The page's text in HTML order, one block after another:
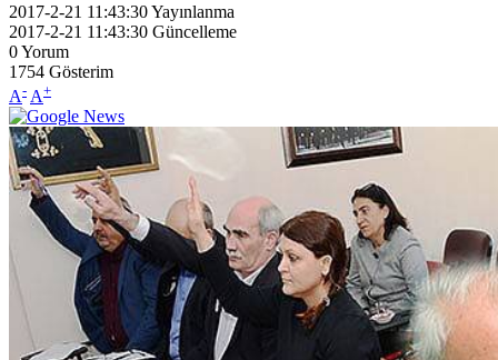
2017-2-21 11:43:30Yayınlanma
2017-2-21 11:43:30 Güncelleme
0Yorum
1754 Gösterim
A- A+